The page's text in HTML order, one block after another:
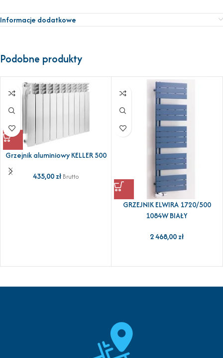
Informacje dodatkowe
Podobne produkty
Grzejnik aluminiowy KELLER 500
435,00zł Brutto
GRZEJNIK ELWIRA 1720/500
1084W BIAŁY
2 468,00zł